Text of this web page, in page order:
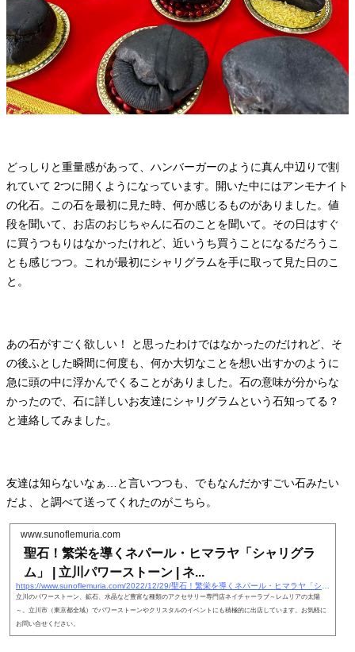
どっしりと重量感があって、ハンバーガーのように真ん中辺りで割
れていて 2つに開くようになっています。開いた中にはアンモナイト
の化石。この石を最初に見た時、何か感じるものがありました。値
段を聞いて、お店のおじちゃんに石のことを聞いて。その日はすぐ
に買うつもりはなかったけれど、近いうち買うことになるだろうこ
とも感じつつ。これが最初にシャリグラムを手に取って見た日のこ
と。
あの石がすごく欲しい！ と思ったわけではなかったのだけれど、そ
の後ふとした瞬間に何度も、何か大切なことを想い出すかのように
急に頭の中に浮かんでくることがありました。石の意味が分からな
かったので、石に詳しいお友達にシャリグラムという石知ってる？
と連絡してみました。
友達は知らないなぁ…と言いつつも、でもなんだかすごい石みたい
だよ、と調べて送ってくれたのがこちら。
www.sunoflemuria.com
聖石！繁栄を導くネパール・ヒマラヤ「シャリグラ
ム」 | 立川パワーストーン | ネ...
https://www.sunoflemuria.com/2022/12/29/聖石！繁栄を導くネパール・ヒマラヤ「シャリグ/
立川のパワーストーン、鉱石、水晶など豊富な種類のアクセサリー専門店ネイチャーラブ～レムリアの太陽
～。立川市（東京都全域）でパワーストーンやクリスタルのイベントにも積極的に出店しています。お気軽に
お問い合せください。